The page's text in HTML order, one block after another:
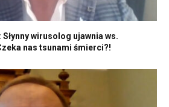
wirusolog ujawnia ws.
nas tsunami śmierci?!